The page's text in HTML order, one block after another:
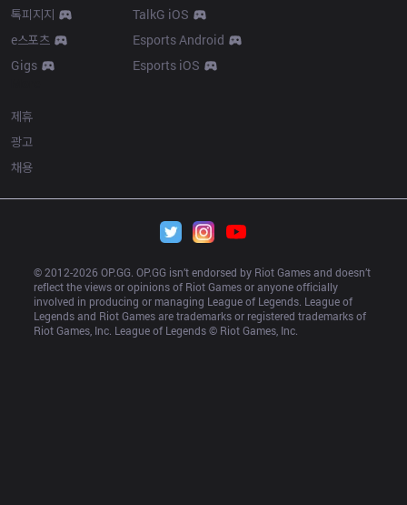
톡피지지
e스포츠
Gigs
TalkG iOS
Esports Android
Esports iOS
제휴
광고
채용
© 2012-2026 OP.GG. OP.GG isn’t endorsed by Riot Games and doesn’t
reflect the views or opinions of Riot Games or anyone officially
involved in producing or managing League of Legends. League of
Legends and Riot Games are trademarks or registered trademarks of
Riot Games, Inc. League of Legends © Riot Games, Inc.